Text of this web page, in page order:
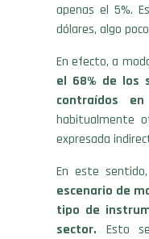
apenas el 5%.
dólares, algo
En efecto, a
el 68% de los
contraídos
habitualmente
expresada
En este
escenario de
tipo de
sector. Esto